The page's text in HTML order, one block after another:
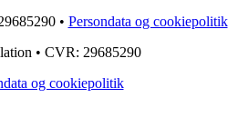
• Persondata og cookiepolitik
• CVR: 29685290
og cookiepolitik